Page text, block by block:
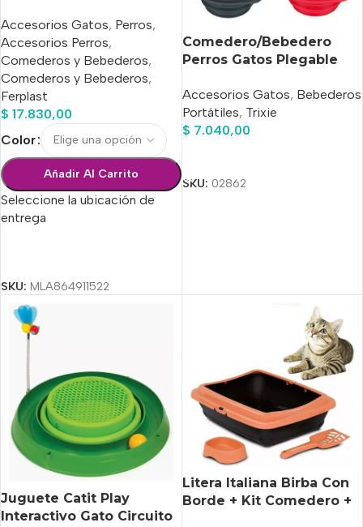
Accesorios Gatos, Perros,
Accesorios Perros,
Comederos y Bebederos,
Comederos y Bebederos,
Ferplast
$ 17.830,00
Color
Añadir Al Carrito
Seleccione la ubicación de
entrega
SKU: MLA864911522
Comedero/Bebedero
Perros Gatos Plegable
Diámetro
Accesorios Gatos, Bebederos
Portátiles, Trixie
$ 7.040,00
SKU: 02862
Juguete Catit Play
Interactivo Gato Circuito
Litera Italiana Birba Con
Borde + Kit Comedero +